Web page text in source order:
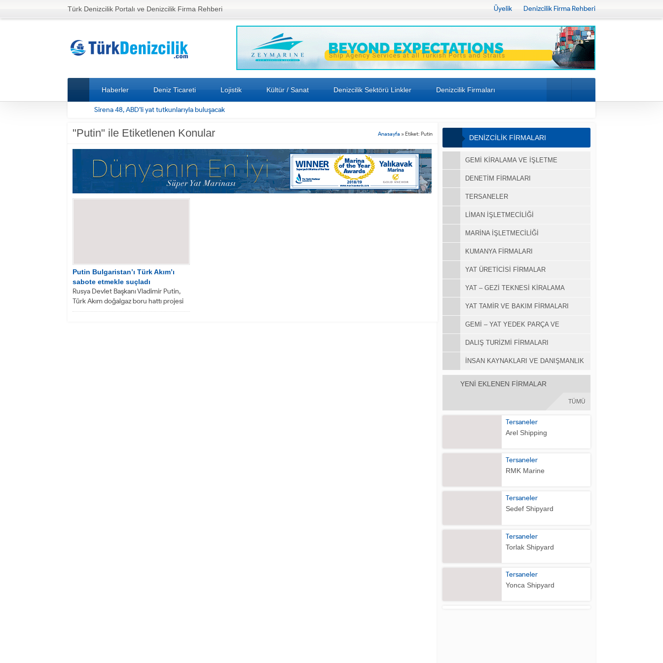
Türk Denizcilik Portalı ve Denizcilik Firma Rehberi Üyelik Denizcilik Firma Rehberi
Haberler Deniz Ticareti Lojistik Kültür / Sanat Denizcilik Sektörü Linkler Denizcilik Firmaları
Sirena 48, ABD’li yat tutkunlarıyla buluşacak
Anasayfa »Etiket: Putin
"Putin" ile Etiketlenen Konular
Putin Bulgaristan’ı Türk Akım’ı
sabote etmekle suçladı
Rusya Devlet Başkanı Vladimir Putin,
Türk Akım doğalgaz boru hattı projesi
kapsamında Bulgaristan’da yapılan
DENİZCİLİK FİRMALARI
GEMI KIRALAMA VE İŞLETME
DENETIM FIRMALARI
TERSANELER
LIMAN İŞLETMECILIĞI
MARINA İŞLETMECILIĞI
KUMANYA FIRMALARI
YAT ÜRETICISI FIRMALAR
YAT – GEZI TEKNESI KIRALAMA
YAT TAMIR VE BAKIM FIRMALARI
GEMI – YAT YEDEK PARÇA VE
AKSESUAR FIRMALARI
DALIŞ TURIZMI FIRMALARI
İNSAN KAYNAKLARI VE DANIŞMANLIK
YENİ EKLENEN FİRMALAR
TÜMÜ
Tersaneler
Arel Shipping
Tersaneler
RMK Marine
Tersaneler
Sedef Shipyard
Tersaneler
Torlak Shipyard
Tersaneler
Yonca Shipyard